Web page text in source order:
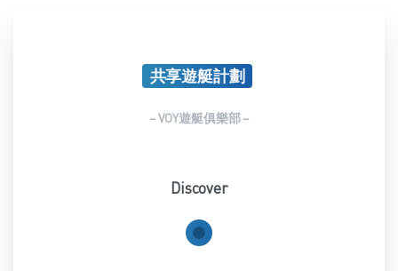
共享遊艇計劃
– VOY遊艇俱樂部 –
Discover